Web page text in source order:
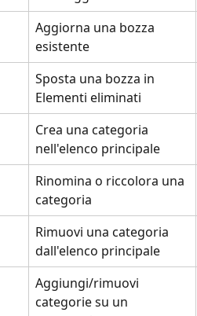
Aggiorna una bozza
esistente
Sposta una bozza in
Elementi eliminati
Crea una categoria
nell'elenco principale
Rinomina o riccolora una
categoria
Rimuovi una categoria
dall'elenco principale
Aggiungi/rimuovi
categorie su un